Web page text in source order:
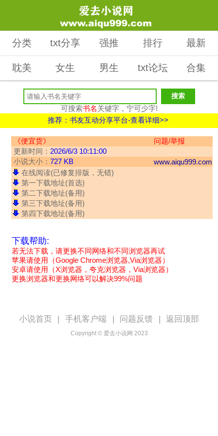
分类 txt分享 强推 排行 最新
耽美 女生 男生 txt论坛 合集
可搜索书名关键字，宁可少字!
推荐：书友互动分享平台-查看详细>>
《便宜货》
问题/举报
更新时间： 2026/6/3 10:11:00
小说大小： 727 KB
www.aiqu999.com
在线阅读(已修复排版，无错)
第一下载地址(首选)
第二下载地址(备用)
第三下载地址(备用)
第四下载地址(备用)
下载帮助:
若无法下载，请更换不同网络和不同浏览器再试
苹果请使用（Google Chrome浏览器,Via浏览器）
安卓请使用（X浏览器，夸克浏览器，Via浏览器）
更换浏览器和更换网络可以解决99%问题
小说首页 | 手机客户端 | 问题反馈 | 返回顶部
Copyright © 爱去小说网 2023